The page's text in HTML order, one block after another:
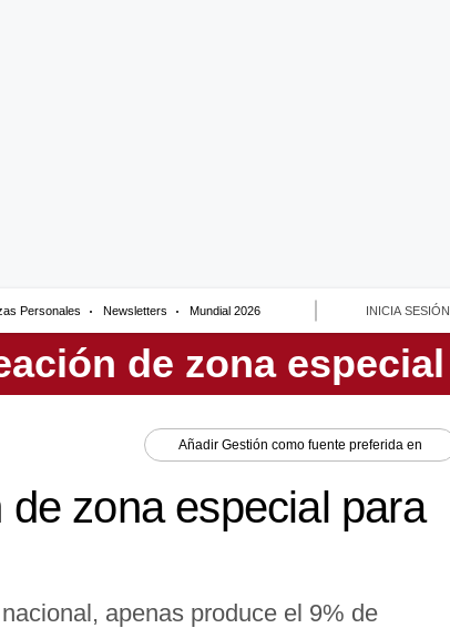
Personales Newsletters Mundial 2026 INICIA SESIÓN
Añadir Gestión como fuente preferida en
zona especial para
apenas produce el 9% de